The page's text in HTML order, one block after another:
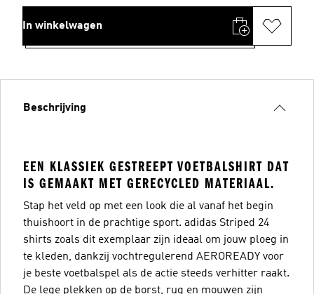
In winkelwagen
Beschrijving
EEN KLASSIEK GESTREEPT VOETBALSHIRT DAT
IS GEMAAKT MET GERECYCLED MATERIAAL.
Stap het veld op met een look die al vanaf het begin
thuishoort in de prachtige sport. adidas Striped 24
shirts zoals dit exemplaar zijn ideaal om jouw ploeg in
te kleden, dankzij vochtregulerend AEROREADY voor
je beste voetbalspel als de actie steeds verhitter raakt.
De lege plekken op de borst, rug en mouwen zijn